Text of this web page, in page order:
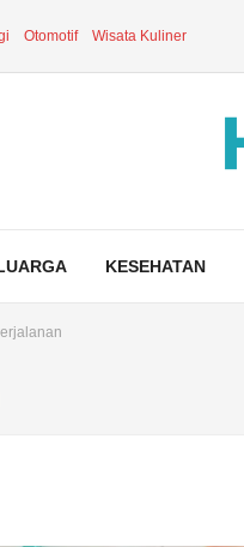
Otomotif Wisata Kuliner
KESEHATAN